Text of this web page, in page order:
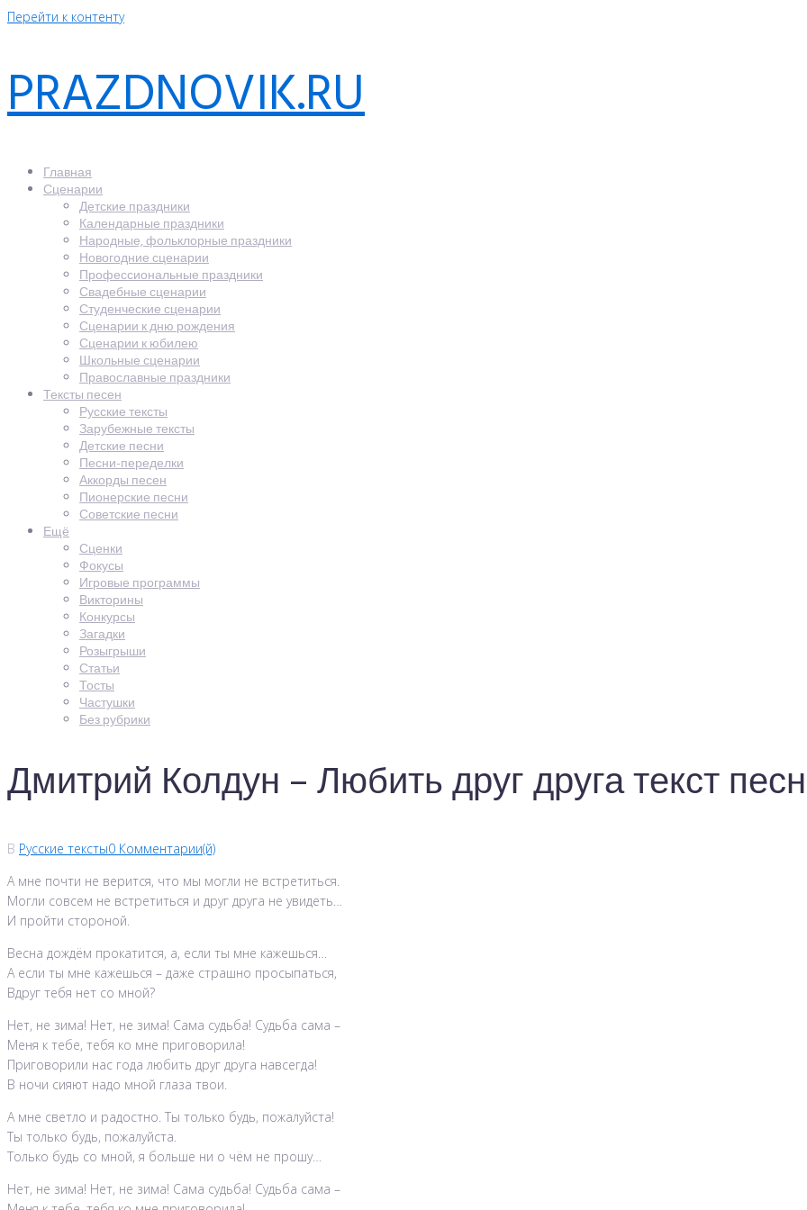
Перейти к контенту
PRAZDNOVIK.RU
Главная
Сценарии
Детские праздники
Календарные праздники
Народные, фольклорные праздники
Новогодние сценарии
Профессиональные праздники
Свадебные сценарии
Студенческие сценарии
Сценарии к дню рождения
Сценарии к юбилею
Школьные сценарии
Православные праздники
Тексты песен
Русские тексты
Зарубежные тексты
Детские песни
Песни-переделки
Аккорды песен
Пионерские песни
Советские песни
Ещё
Сценки
Фокусы
Игровые программы
Викторины
Конкурсы
Загадки
Розыгрыши
Статьи
Тосты
Частушки
Без рубрики
Дмитрий Колдун – Любить друг друга текст
В Русские тексты0 Комментарии(й)
А мне почти не верится, что мы могли не встретиться.
Могли совсем не встретиться и друг друга не увидеть…
И пройти стороной.
Весна дождём прокатится, а, если ты мне кажешься…
А если ты мне кажешься – даже страшно просыпаться,
Вдруг тебя нет со мной?
Нет, не зима! Нет, не зима! Сама судьба! Судьба сама –
Меня к тебе, тебя ко мне приговорила!
Приговорили нас года любить друг друга навсегда!
В ночи сияют надо мной глаза твои.
А мне светло и радостно. Ты только будь, пожалуйста!
Ты только будь, пожалуйста.
Только будь со мной, я больше ни о чём не прошу…
Нет, не зима! Нет, не зима! Сама судьба! Судьба сама –